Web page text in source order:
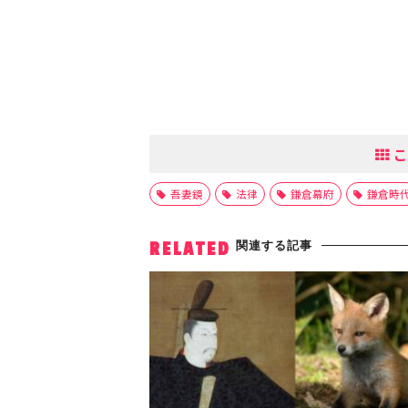
吾妻鏡 法律 鎌倉幕府 鎌倉時
RELATED 関連する記事